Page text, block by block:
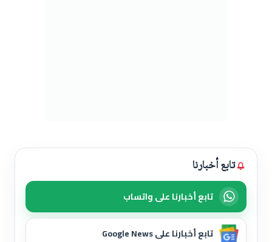
تابع أخبارنا
تابع أخبارنا على واتساب
تابع أخبارنا على Google News